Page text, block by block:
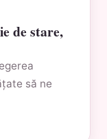
de stare,
să ne